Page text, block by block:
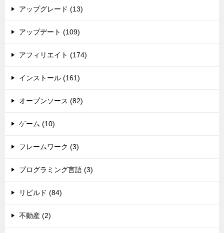
アップグレード (13)
アップデート (109)
アフィリエイト (174)
インストール (161)
オープンソース (82)
ゲーム (10)
フレームワーク (3)
プログラミング言語 (3)
リビルド (84)
不動産 (2)